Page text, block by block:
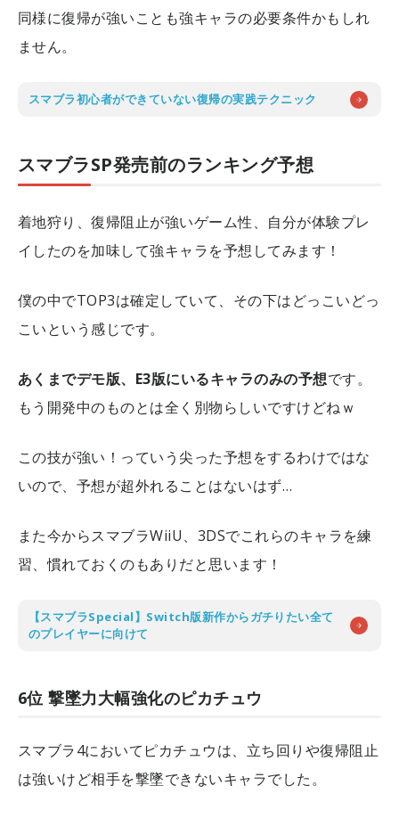
同様に復帰が強いことも強キャラの必要条件かもしれ
ません。
スマブラ初心者ができていない復帰の実践テクニック
スマブラSP発売前のランキング予想
着地狩り、復帰阻止が強いゲーム性、自分が体験プレ
イしたのを加味して強キャラを予想してみます！
僕の中でTOP3は確定していて、その下はどっこいどっ
こいという感じです。
あくまでデモ版、E3版にいるキャラのみの予想です。
もう開発中のものとは全く別物らしいですけどねｗ
この技が強い！っていう尖った予想をするわけではな
いので、予想が超外れることはないはず…
また今からスマブラWiiU、3DSでこれらのキャラを練
習、慣れておくのもありだと思います！
【スマブラSpecial】Switch版新作からガチりたい全て
のプレイヤーに向けて
6位 撃墜力大幅強化のピカチュウ
スマブラ4においてピカチュウは、立ち回りや復帰阻止
は強いけど相手を撃墜できないキャラでした。